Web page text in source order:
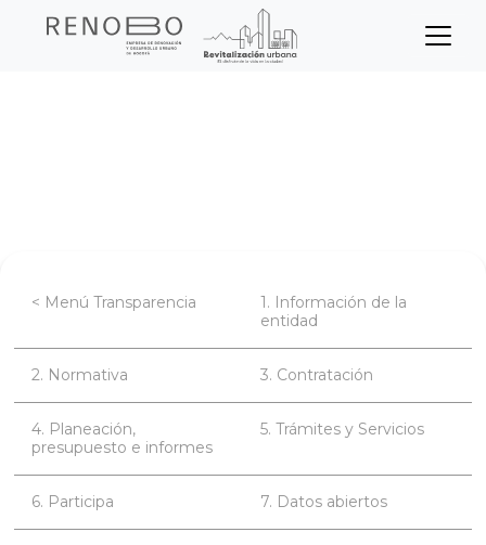
Sitio Web Empresa de
Transparencia
< Menú Transparencia
1. Información de la
entidad
2. Normativa 3. Contratación
4. Planeación,
presupuesto e informes
5. Trámites y Servicios
6. Participa 7. Datos abiertos